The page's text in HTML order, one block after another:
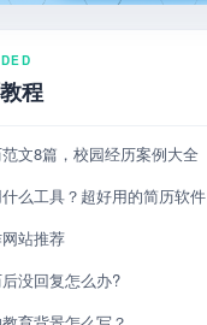
程
文8篇，校园经历案例大全
么工具？超好用的简历软件
站推荐
没回复怎么办?